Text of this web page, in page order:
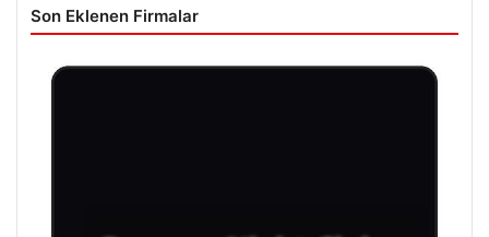
Son Eklenen Firmalar